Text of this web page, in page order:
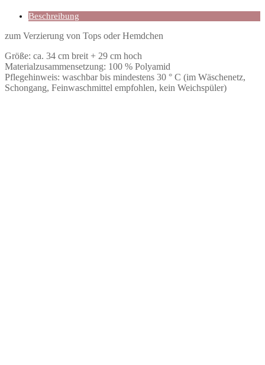
MengeBeschreibung
zum Verzierung von Tops oder Hemdchen
Größe: ca. 34 cm breit + 29 cm hoch
Materialzusammensetzung: 100 % Polyamid
Pflegehinweis: waschbar bis mindestens 30 ° C (im Wäschenetz,
Schongang, Feinwaschmittel empfohlen, kein Weichspüler)